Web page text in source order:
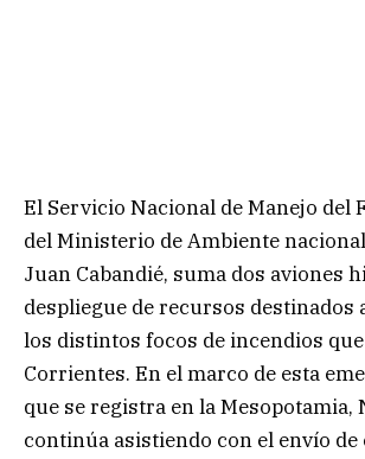
El Servicio Nacional de Manejo del
del Ministerio de Ambiente
Juan Cabandié, suma dos aviones
despliegue de recursos destinados
los distintos focos de incendios
Corrientes. En el marco de esta
que se registra en la Mesopotamia,
continúa asistiendo con el envío